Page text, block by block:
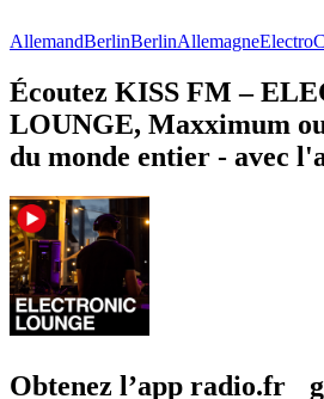
AllemandBerlinBerlinAllemagneElectro
Écoutez KISS FM –
LOUNGE, Maxximum
du monde entier - avec
Obtenez l’app radio.fr